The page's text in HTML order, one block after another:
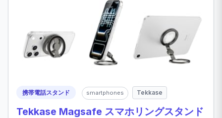
携帯電話スタンド smartphones Tekkase
Tekkase Magsafe スマホリングスタンド